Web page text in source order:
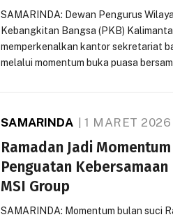
SAMARINDA: Dewan Pengurus
Kebangkitan Bangsa (PKB)
memperkenalkan kantor sekretariat
melalui momentum buka puasa
SAMARINDA 1 MARET 2026
Ramadan Jadi
Penguatan
MSI Group
SAMARINDA: Momentum bulan suci